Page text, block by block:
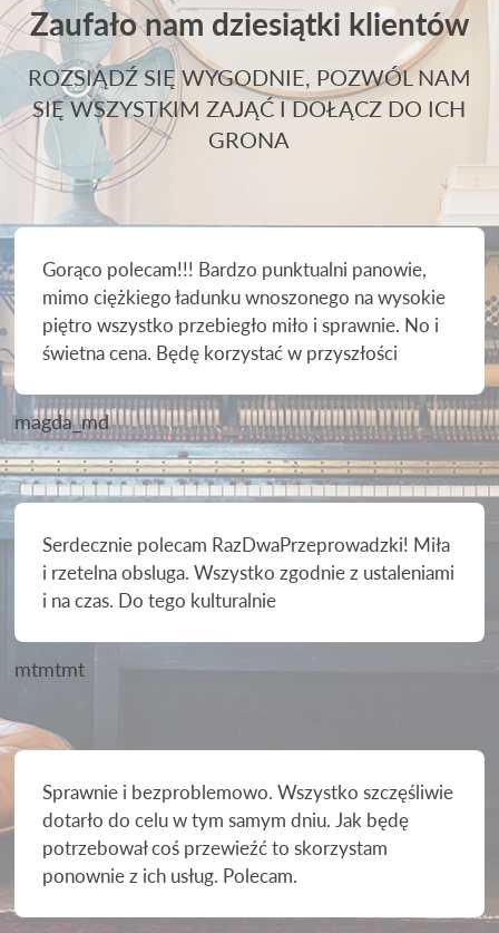
Zaufało nam dziesiątki klientów
ROZSIĄDŹ SIĘ WYGODNIE, POZWÓL NAM
SIĘ WSZYSTKIM ZAJĄĆ I DOŁĄCZ DO ICH
GRONA
Gorąco polecam!!! Bardzo punktualni panowie,
mimo ciężkiego ładunku wnoszonego na wysokie
piętro wszystko przebiegło miło i sprawnie. No i
świetna cena. Będę korzystać w przyszłości
magda_md
Serdecznie polecam RazDwaPrzeprowadzki! Miła
i rzetelna obsluga. Wszystko zgodnie z ustaleniami
i na czas. Do tego kulturalnie
mtmtmt
Sprawnie i bezproblemowo. Wszystko szczęśliwie
dotarło do celu w tym samym dniu. Jak będę
potrzebował coś przewieźć to skorzystam
ponownie z ich usług. Polecam.